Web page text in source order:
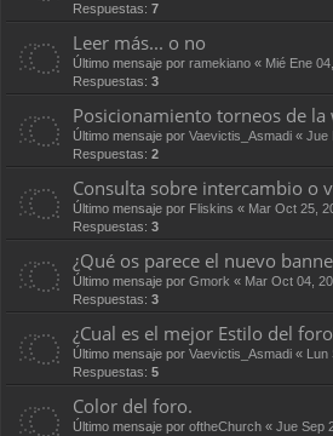
Respuestas: 7
Leer más... o no
Último mensaje por ramekiano « Mié Ene
Respuestas: 3
Posicionamiento torneos de la
Último mensaje por Vaevictis_Asmadi « Jue
Respuestas: 2
Consulta sobre intercambio o
Último mensaje por Fliskins « Mar Oct 25,
Respuestas: 3
¿Qué os parece el nuevo
Último mensaje por Gmork « Mar Oct 04,
Respuestas: 3
¿Cual es el mejor Estilo del
Último mensaje por Vaevictis_Asmadi « Lun
Respuestas: 5
Color del foro.
Último mensaje por oftheChurch « Jue Sep